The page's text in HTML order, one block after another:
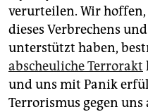
verurteilen. Wir
dieses Verbrechens
unterstützt haben,
abscheuliche Terrorakt
und uns mit Panik
Terrorismus gegen uns